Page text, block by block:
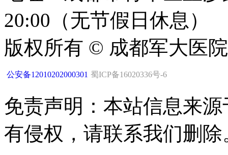
20:00（无节假日休息）
版权所有 © 成都军大医
公安备12010202000301 蜀ICP备16020336号-6
免责声明：本站信息来
有侵权，请联系我们删除